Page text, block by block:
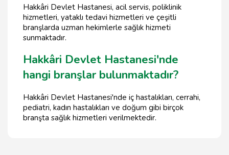
Hakkâri Devlet Hastanesi, acil servis, poliklinik
hizmetleri, yataklı tedavi hizmetleri ve çeşitli
branşlarda uzman hekimlerle sağlık hizmeti
sunmaktadır.
Hakkâri Devlet Hastanesi'nde
hangi branşlar bulunmaktadır?
Hakkâri Devlet Hastanesi'nde iç hastalıkları, cerrahi,
pediatri, kadın hastalıkları ve doğum gibi birçok
branşta sağlık hizmetleri verilmektedir.